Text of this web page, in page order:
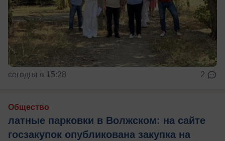
сегодня в 15:28 2
Общество
латные парковки в Волжском: на сайте
госзакупок опубликована закупка на